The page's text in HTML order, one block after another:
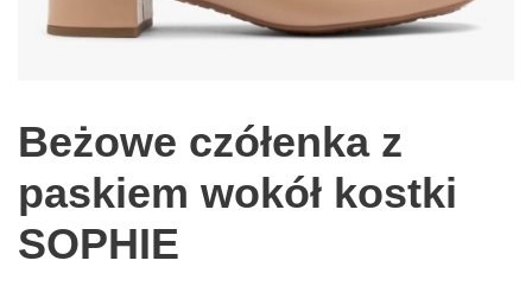
Beżowe czółenka z
paskiem wokół kostki
SOPHIE